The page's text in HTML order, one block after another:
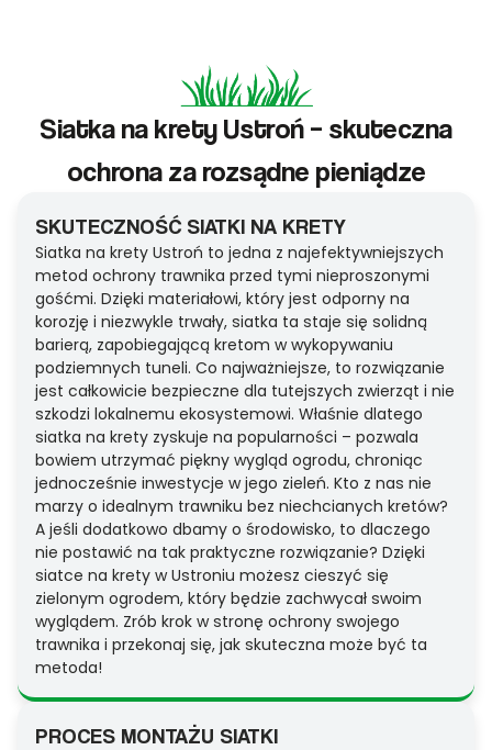
Siatka na krety Ustroń – skuteczna
ochrona za rozsądne pieniądze
SKUTECZNOŚĆ SIATKI NA KRETY
Siatka na krety Ustroń to jedna z najefektywniejszych
metod ochrony trawnika przed tymi nieproszonymi
gośćmi. Dzięki materiałowi, który jest odporny na
korozję i niezwykle trwały, siatka ta staje się solidną
barierą, zapobiegającą kretom w wykopywaniu
podziemnych tuneli. Co najważniejsze, to rozwiązanie
jest całkowicie bezpieczne dla tutejszych zwierząt i nie
szkodzi lokalnemu ekosystemowi. Właśnie dlatego
siatka na krety zyskuje na popularności – pozwala
bowiem utrzymać piękny wygląd ogrodu, chroniąc
jednocześnie inwestycje w jego zieleń. Kto z nas nie
marzy o idealnym trawniku bez niechcianych kretów?
A jeśli dodatkowo dbamy o środowisko, to dlaczego
nie postawić na tak praktyczne rozwiązanie? Dzięki
siatce na krety w Ustroniu możesz cieszyć się
zielonym ogrodem, który będzie zachwycał swoim
wyglądem. Zrób krok w stronę ochrony swojego
trawnika i przekonaj się, jak skuteczna może być ta
metoda!
PROCES MONTAŻU SIATKI